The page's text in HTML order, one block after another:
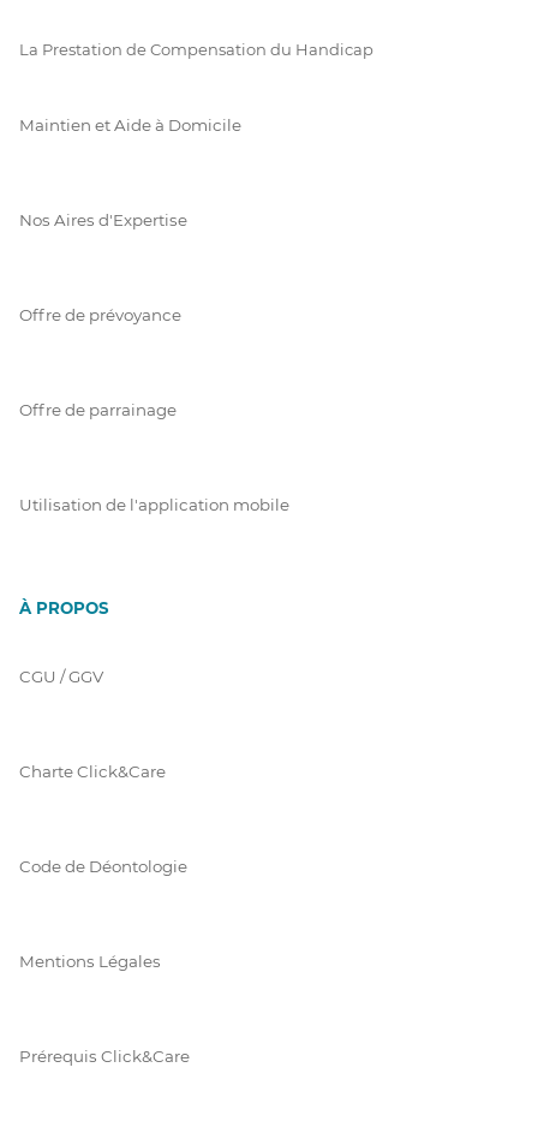
La Prestation de Compensation du Handicap
Maintien et Aide à Domicile
Nos Aires d'Expertise
Offre de prévoyance
Offre de parrainage
Utilisation de l'application mobile
À PROPOS
CGU / GGV
Charte Click&Care
Code de Déontologie
Mentions Légales
Prérequis Click&Care